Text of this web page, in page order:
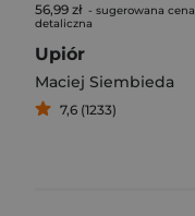
56,99 zł - sugerowana cena
detaliczna
Upiór
Maciej Siembieda
7,6 (1233)